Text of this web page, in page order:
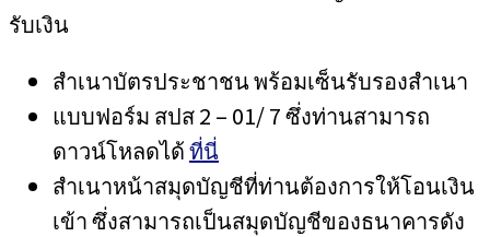
รับเงิน
สำเนาบัตรประชาชน พร้อมเซ็นรับรองสำเนา
แบบฟอร์ม สปส 2 – 01/ 7 ซึ่งท่านสามารถ
ดาวน์โหลดได้ที่นี่
สำเนาหน้าสมุดบัญชีที่ท่านต้องการให้โอนเงิน
เข้า ซึ่งสามารถเป็นสมุดบัญชีของธนาคารดัง